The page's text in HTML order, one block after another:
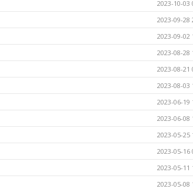
2023-10-03
2023-09-28
2023-09-02
2023-08-28
2023-08-21
2023-08-03
2023-06-19
2023-06-08
2023-05-25
2023-05-16
2023-05-11
2023-05-08